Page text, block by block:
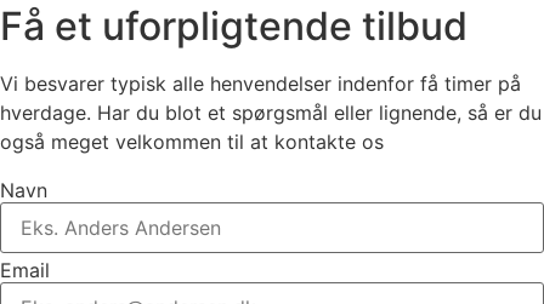
Få et uforpligtende tilbud
Vi besvarer typisk alle henvendelser indenfor få timer på
hverdage. Har du blot et spørgsmål eller lignende, så er du
også meget velkommen til at kontakte os
Navn
Email